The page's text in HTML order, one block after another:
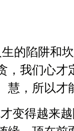
的陷阱和
，我们心
慧，所以才
变得越来